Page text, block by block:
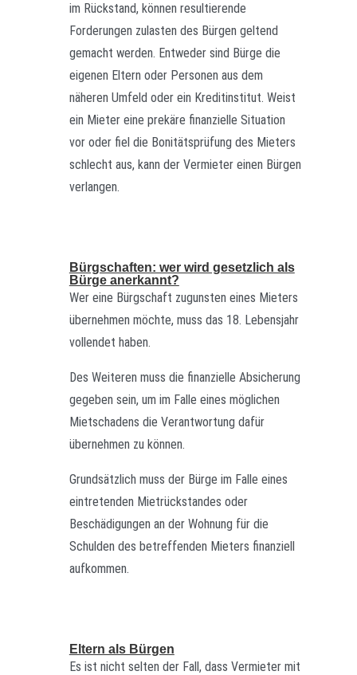
im Rückstand, können resultierende
Forderungen zulasten des Bürgen geltend
gemacht werden. Entweder sind Bürge die
eigenen Eltern oder Personen aus dem
näheren Umfeld oder ein Kreditinstitut. Weist
ein Mieter eine prekäre finanzielle Situation
vor oder fiel die Bonitätsprüfung des Mieters
schlecht aus, kann der Vermieter einen Bürgen
verlangen.
Bürgschaften: wer wird gesetzlich als
Bürge anerkannt?
Wer eine Bürgschaft zugunsten eines Mieters
übernehmen möchte, muss das 18. Lebensjahr
vollendet haben.
Des Weiteren muss die finanzielle Absicherung
gegeben sein, um im Falle eines möglichen
Mietschadens die Verantwortung dafür
übernehmen zu können.
Grundsätzlich muss der Bürge im Falle eines
eintretenden Mietrückstandes oder
Beschädigungen an der Wohnung für die
Schulden des betreffenden Mieters finanziell
aufkommen.
Eltern als Bürgen
Es ist nicht selten der Fall, dass Vermieter mit